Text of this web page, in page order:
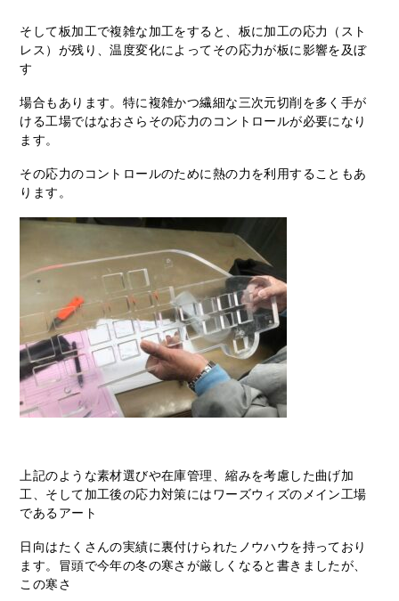
そして板加工で複雑な加工をすると、板に加工の応力（スト
レス）が残り、温度変化によってその応力が板に影響を及ぼ
す
場合もあります。特に複雑かつ繊細な三次元切削を多く手が
ける工場ではなおさらその応力のコントロールが必要になり
ます。
その応力のコントロールのために熱の力を利用することもあ
ります。
上記のような素材選びや在庫管理、縮みを考慮した曲げ加
工、そして加工後の応力対策にはワーズウィズのメイン工場
であるアート
日向はたくさんの実績に裏付けられたノウハウを持っており
ます。冒頭で今年の冬の寒さが厳しくなると書きましたが、
この寒さ